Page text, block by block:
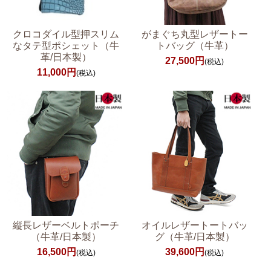
クロコダイル型押スリム
なタテ型ポシェット（牛
革/日本製）
11,000円 (税込)
がまぐち丸型レザートー
トバッグ（牛革）
27,500円(税込)
縦長レザーベルトポーチ
（牛革/日本製）
16,500円 (税込)
オイルレザートートバッ
グ（牛革/日本製）
39,600円(税込)